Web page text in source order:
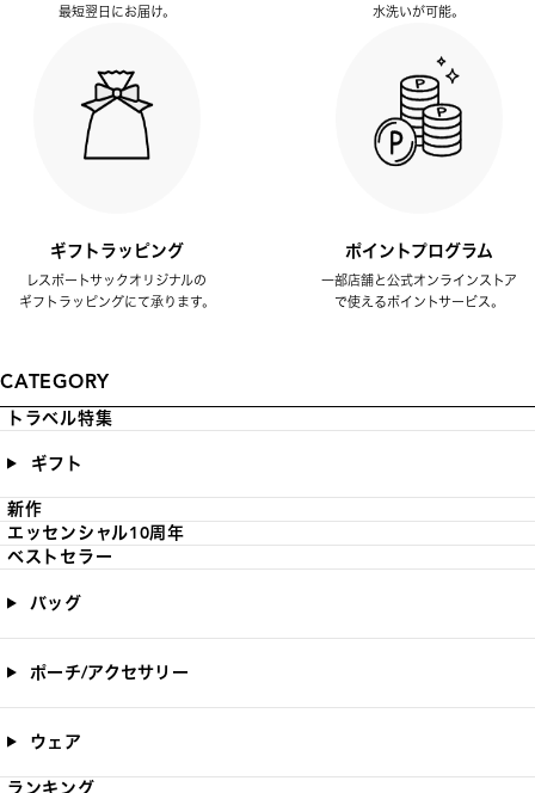
最短翌日にお届け。
水洗いが可能。
ギフトラッピング
レスポートサックオリジナルの
ギフトラッピングにて承ります。
ポイントプログラム
一部店舗と公式オンラインストア
で使えるポイントサービス。
CATEGORY
トラベル特集
ギフト
新作
エッセンシャル10周年
ベストセラー
バッグ
ポーチ/アクセサリー
ウェア
ランキング